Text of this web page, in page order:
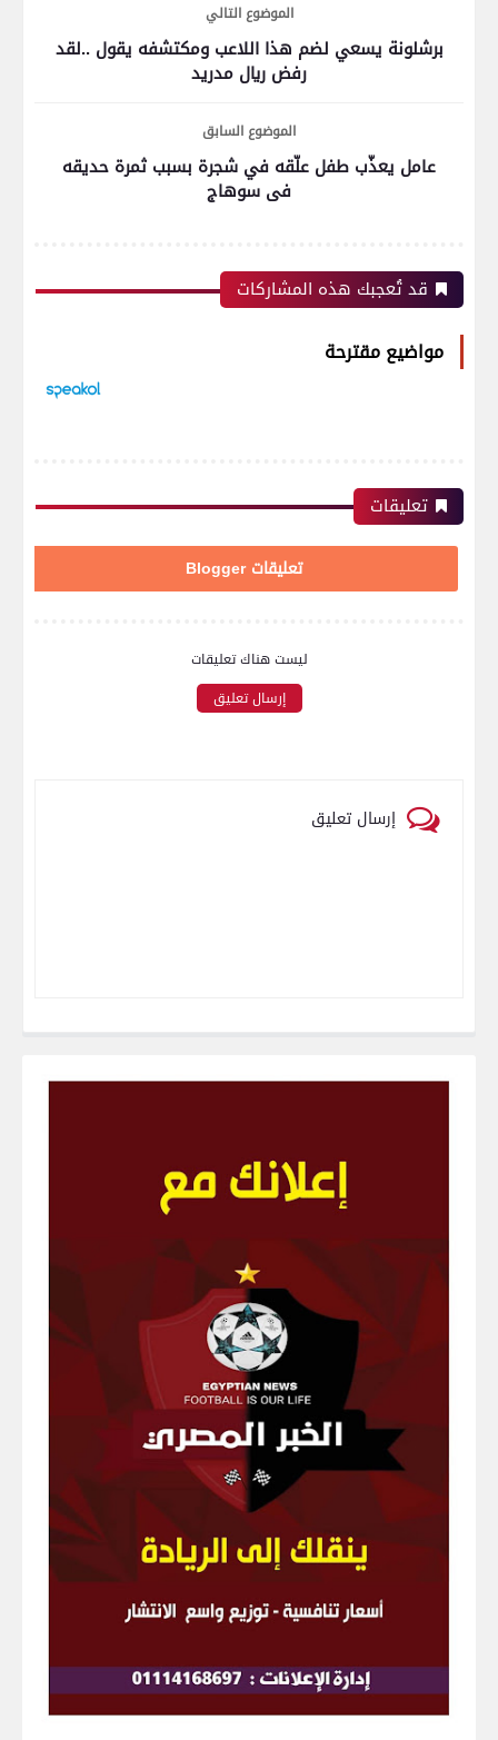
الموضوع التالي
برشلونة يسعي لضم هذا اللاعب ومكتشفه يقول ..لقد
رفض ريال مدريد
الموضوع السابق
عامل يعذّب طفل علّقه في شجرة بسبب ثمرة حديقه
فى سوهاج
قد تُعجبك هذه المشاركات
مواضيع مقترحة
تعليقات
تعليقات Blogger
ليست هناك تعليقات
إرسال تعليق
إرسال تعليق